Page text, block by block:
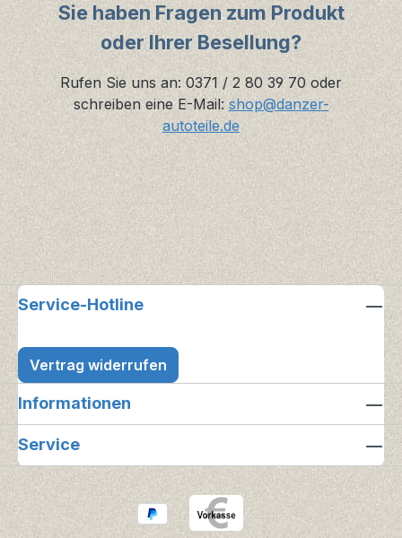
Sie haben Fragen zum Produkt
oder Ihrer Besellung?
Rufen Sie uns an: 0371 / 2 80 39 70 oder
schreiben eine E-Mail: shop@danzer-
autoteile.de
Service-Hotline
Vertrag widerrufen
Informationen
Service